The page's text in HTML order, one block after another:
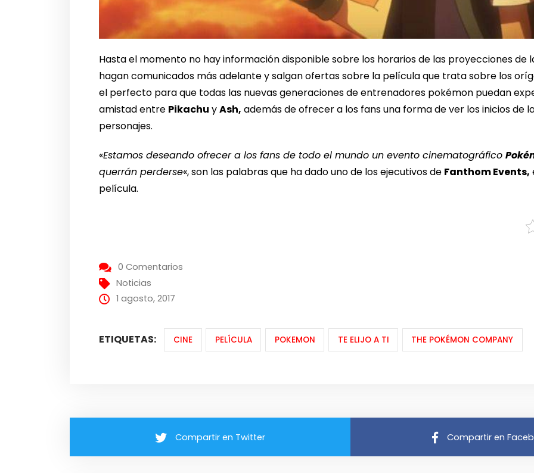
Hasta el momento no hay información disponible sobre los horarios de las proyecciones de
hagan comunicados más adelante y salgan ofertas sobre la película que trata sobre los
el perfecto para que todas las nuevas generaciones de entrenadores pokémon puedan
amistad entre Pikachu yAsh, además de ofrecer a los fans una forma de ver los inicios de
personajes.
«Estamos deseando ofrecer a los fans de todo el mundo un evento cinematográfico
querrán perderse«, son las palabras que ha dado uno de los ejecutivos de Fanthom Events,
película.
0 Comentarios
Noticias
1 agosto, 2017
ETIQUETAS: CINE PELÍCULA POKEMON TE ELIJO A TI THE POKÉMON COMPANY
Compartir en Twitter Compartir en